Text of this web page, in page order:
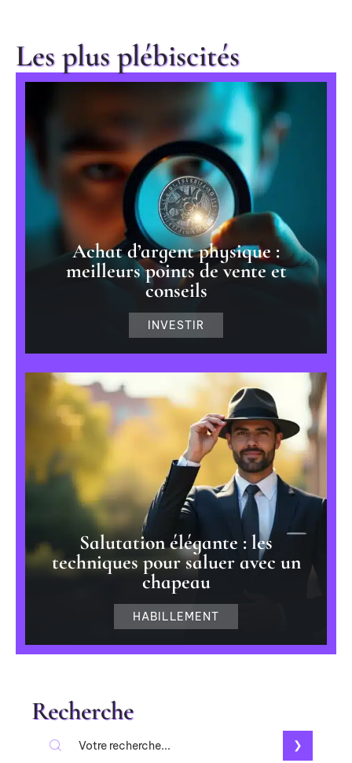
Les plus plébiscités
Achat d’argent physique :
meilleurs points de vente et
conseils
INVESTIR
Salutation élégante : les
techniques pour saluer avec un
chapeau
HABILLEMENT
Recherche